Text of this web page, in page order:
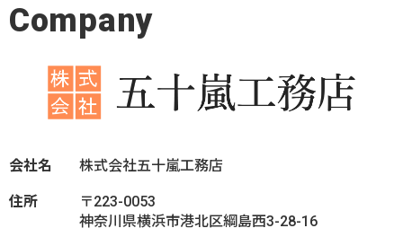
Company
会社名 株式会社五十嵐工務店
住所
〒223-0053
神奈川県横浜市港北区綱島西3-28-16